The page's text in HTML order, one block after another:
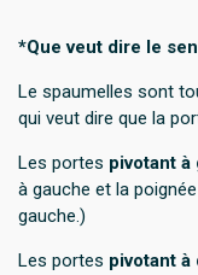
*Que veut dire le
Le spaumelles sont
qui veut dire que la
Les portes pivotant à
à gauche et la poignée
gauche.)
Les portes pivotant à